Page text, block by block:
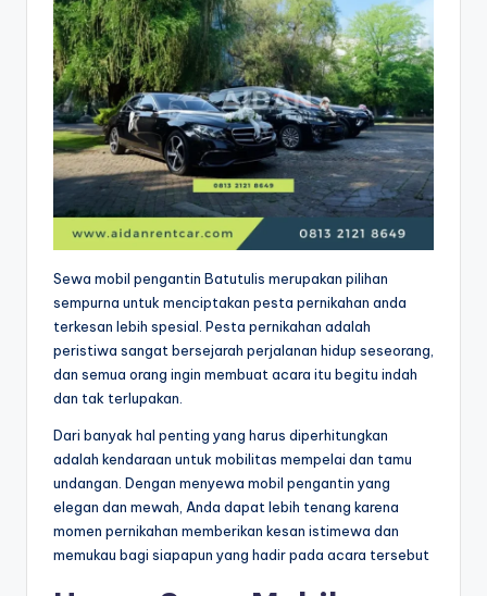
Sewa mobil pengantin Batutulis merupakan pilihan
sempurna untuk menciptakan pesta pernikahan anda
terkesan lebih spesial. Pesta pernikahan adalah
peristiwa sangat bersejarah perjalanan hidup seseorang,
dan semua orang ingin membuat acara itu begitu indah
dan tak terlupakan.
Dari banyak hal penting yang harus diperhitungkan
adalah kendaraan untuk mobilitas mempelai dan tamu
undangan. Dengan menyewa mobil pengantin yang
elegan dan mewah, Anda dapat lebih tenang karena
momen pernikahan memberikan kesan istimewa dan
memukau bagi siapapun yang hadir pada acara tersebut